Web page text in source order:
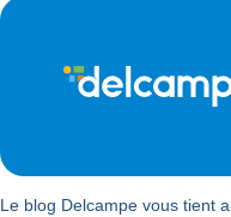
Le blog Delcampe vous tient